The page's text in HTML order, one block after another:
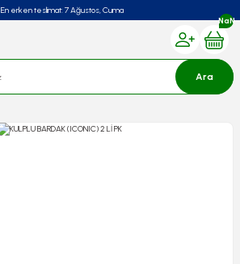
En erken teslimat: 7 Ağustos, Cuma
Ara
NaN